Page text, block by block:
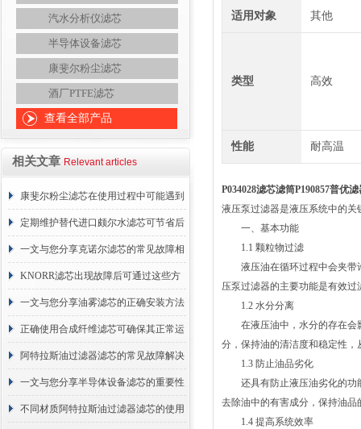
汽水分析仪滤芯
半导体设备滤芯
康斐尔粉尘滤芯
酒厂PTFE滤芯
查看全部产品
相关文章 Relevant articles
康斐尔粉尘滤芯在使用过程中可能遇到
的故障相应解决方法分享
定期维护替代进口颇尔水滤芯可节省后
续更换成本
一文与您分享克诺尔滤芯的常见故障相
应解决方法
KNORR滤芯出现故障后可通过这些方
法解决
一文与您分享油雾滤芯的正确安装方法
正确使用合成纤维滤芯可确保其正常运
行
阿特拉斯油过滤器滤芯的常见故障解决
方法介绍
一文与您分享半导体设备滤芯的重要性
不同材质阿特拉斯油过滤器滤芯的使用
适用对象 其他
类型 高效
性能 耐高温
P034028滤芯滤筒P190857普优
液压泵过滤器是液压系统中的
一、基本功能
1.1 颗粒物过滤
液压油在循环过程中会夹带许
压泵过滤器的主要功能是有效
1.2 水分分离
在液压油中，水分的存在会影
分，保持油的清洁度和稳定性
1.3 防止油品劣化
还具有防止液压油劣化的功能
去除油中的有害成分，保持油
1.4 提高系统效率